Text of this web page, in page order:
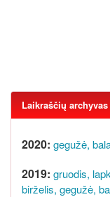
Laikraščių archyvas
2020: gegužė,
2019: gruodis,
birželis, gegužė,